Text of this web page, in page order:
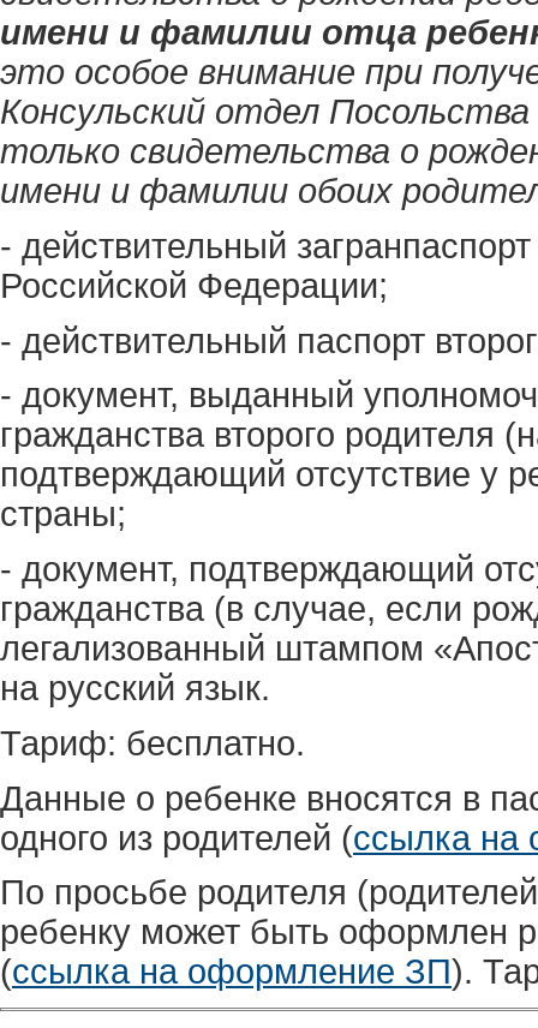
имени и фамилии отца
это особое внимание при
Консульский отдел
только свидетельства о
имени и фамилии обоих
- действительный
Российской Федерации;
- действительный паспорт
- документ, выданный
гражданства второго родителя
подтверждающий отсутствие у
страны;
- документ, подтверждающий
гражданства (в случае, если
легализованный штампом
на русский язык.
Тариф: бесплатно.
Данные о ребенке вносятся в
одного из родителей (ссылка
По просьбе родителя
ребенку может быть оформлен
(ссылка на оформление ЗП).